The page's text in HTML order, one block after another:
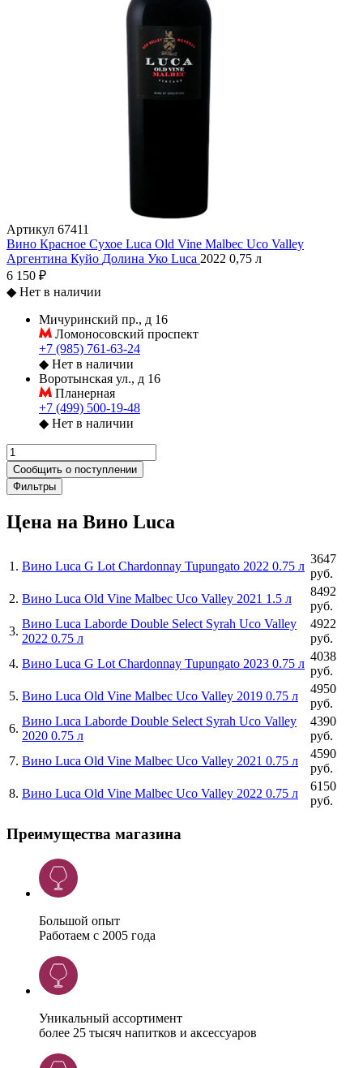
Артикул 67411
Вино Красное Сухое Luca Old Vine Malbec Uco Valley
Аргентина Куйо Долина Уко Luca 2022 0,75 л
6 150 ₽
◆ Нет в наличии
Мичуринский пр., д 16
Ломоносовский проспект
+7 (985) 761-63-24
◆ Нет в наличии
Воротынская ул., д 16
Планерная
+7 (499) 500-19-48
◆ Нет в наличии
Сообщить о поступлении
Фильтры
Цена на Вино Luca
1 . Вино Luca G Lot Chardonnay Tupungato 2022 0.75 л
3647
руб.
2. Вино Luca Old Vine Malbec Uco Valley 2021 1.5 л
8492
руб.
3.
Вино Luca Laborde Double Select Syrah Uco Valley
2022 0.75 л
4922
руб.
4. Вино Luca G Lot Chardonnay Tupungato 2023 0.75 л
4038
руб.
5. Вино Luca Old Vine Malbec Uco Valley 2019 0.75 л
4950
руб.
6.
Вино Luca Laborde Double Select Syrah Uco Valley
2020 0.75 л
4390
руб.
7. Вино Luca Old Vine Malbec Uco Valley 2021 0.75 л
4590
руб.
8. Вино Luca Old Vine Malbec Uco Valley 2022 0.75 л
6150
руб.
Преимущества магазина
Большой опыт
Работаем с 2005 года
Уникальный ассортимент
более 25 тысяч напитков и аксессуаров